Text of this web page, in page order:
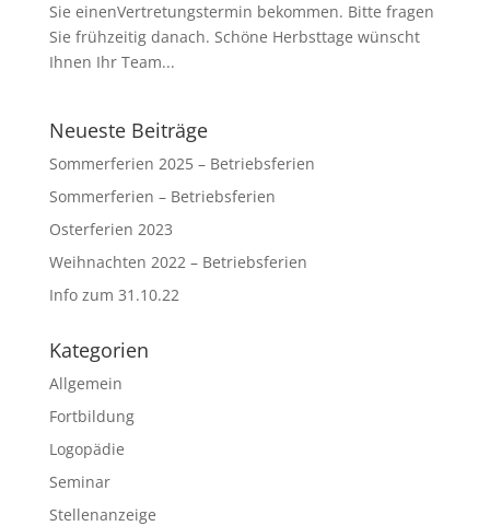
Sie einenVertretungstermin bekommen. Bitte fragen
Sie frühzeitig danach. Schöne Herbsttage wünscht
Ihnen Ihr Team...
Neueste Beiträge
Sommerferien 2025 – Betriebsferien
Sommerferien – Betriebsferien
Osterferien 2023
Weihnachten 2022 – Betriebsferien
Info zum 31.10.22
Kategorien
Allgemein
Fortbildung
Logopädie
Seminar
Stellenanzeige